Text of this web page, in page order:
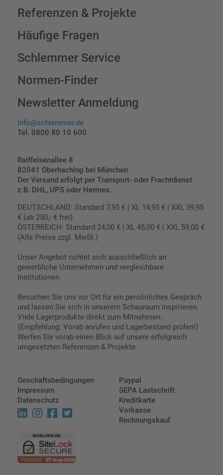
Referenzen & Projekte
Häufige Fragen
Schlemmer Service
Normen-Finder
Newsletter Anmeldung
info@schlemmer.de
Tel. 0800 80 10 600
Raiffeisenallee 8
82041 Oberhaching bei München
Der Versand erfolgt per Transport- oder Frachtdienst
z.B. DHL, UPS oder Hermes.
DEUTSCHLAND: Standard 7,95 € | XL 14,95 € | XXL 39,95
€ (ab 250,- € frei)
ÖSTERREICH: Standard 24,00 € | XL 45,00 € | XXL 59,00 €
(Alle Preise zzgl. MwSt.)
Unser Angebot richtet sich ausschließlich an
gewerbliche Unternehmen und vergleichbare
Institutionen.
Besuchen Sie uns vor Ort für ein persönliches Gespräch
und lassen Sie sich in unserem Schauraum inspirieren.
Viele Lagerprodukte direkt zum Mitnehmen.
(Empfehlung: Vorab anrufen und Lagerbestand prüfen!)
Werfen Sie vorab einen Blick auf unsere erfolgreich
umgesetzten Referenzen & Projekte.
Geschäftsbedingungen
Impressum
Datenschutz
Paypal
SEPA Lastschrift
Kreditkarte
Vorkasse
Rechnungskauf